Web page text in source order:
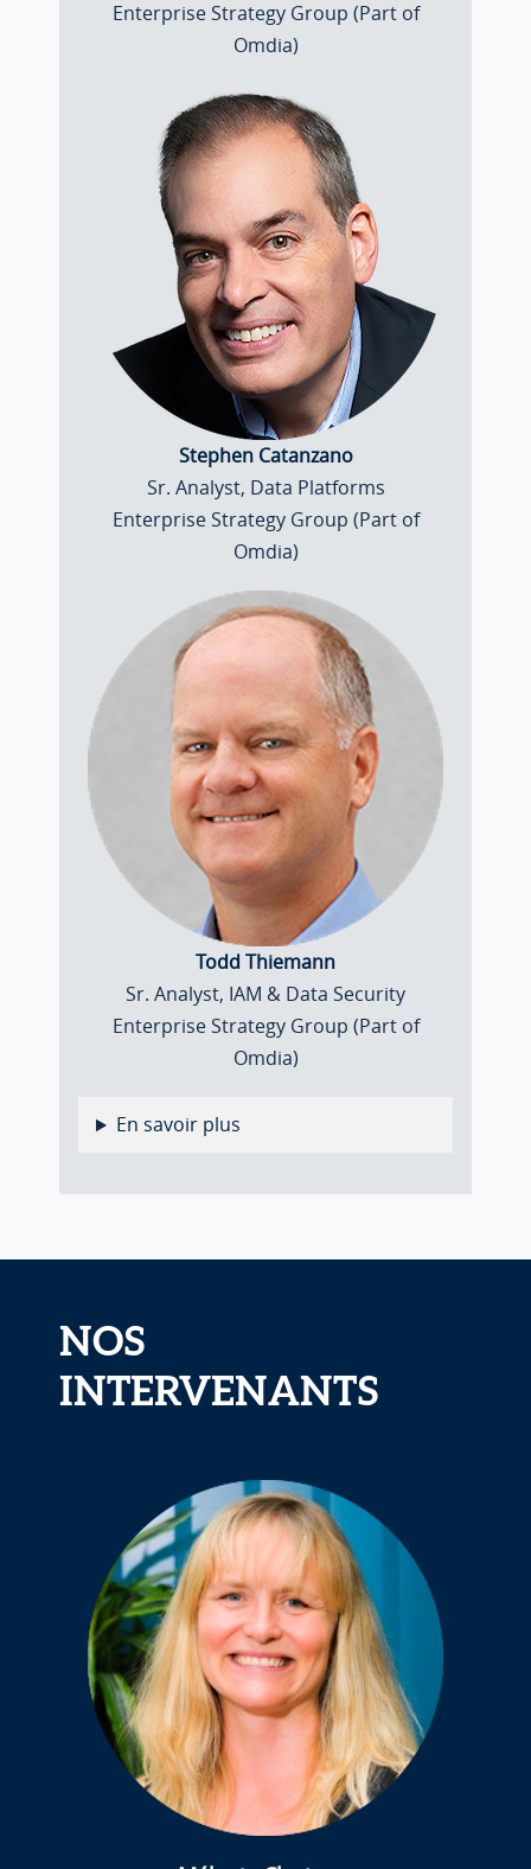
Enterprise Strategy Group (Part of
Omdia)
Stephen Catanzano
Sr. Analyst, Data Platforms
Enterprise Strategy Group (Part of
Omdia)
Todd Thiemann
Sr. Analyst, IAM & Data Security
Enterprise Strategy Group (Part of
Omdia)
En savoir plus
NOS
INTERVENANTS